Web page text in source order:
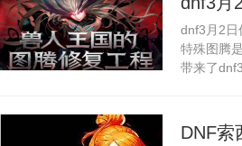
略
dnf3月2日
特殊图腾
带来了
DNF索